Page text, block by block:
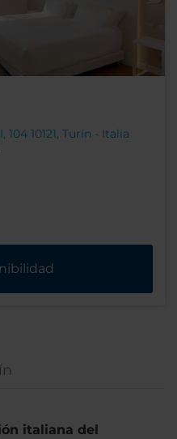
10121, Turín - Italia
italiana del